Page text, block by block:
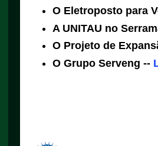
O Eletroposto para
A UNITAU no
O Projeto de
O Grupo Serveng --